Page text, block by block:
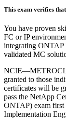
This exam verifies that
You have proven
FC or IP
integrating ONTAP
validated MC
granted to those
certificates will be
pass the NetApp
ONTAP) exam first
Implementation